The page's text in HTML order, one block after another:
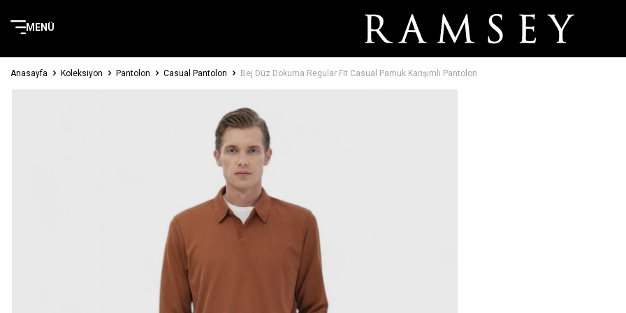
MENÜ
Anasayfa Koleksiyon Pantolon Casual Pantolon Bej Düz Dokuma Regular Fit Casual Pamuk Karışımlı Pantolon